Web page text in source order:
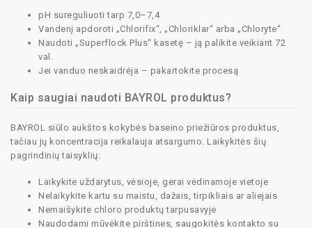
pH sureguliuoti tarp 7,0–7,4
Vandenį apdoroti „Chlorifix“, „Chloriklar“ arba „Chloryte“
Naudoti „Superflock Plus“ kasetę – ją palikite veikiant 72
val.
Jei vanduo neskaidrėja – pakartokite procesą
Kaip saugiai naudoti BAYROL produktus?
BAYROL siūlo aukštos kokybės baseino priežiūros produktus,
tačiau jų koncentracija reikalauja atsargumo. Laikykitės šių
pagrindinių taisyklių:
Laikykite uždarytus, vėsioje, gerai vėdinamoje vietoje
Nelaikykite kartu su maistu, dažais, tirpikliais ar aliejais
Nemaišykite chloro produktų tarpusavyje
Naudodami mūvėkite pirštines, saugokitės kontakto su